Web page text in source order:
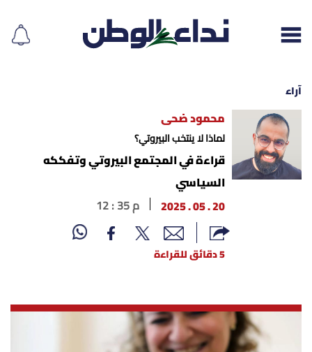
إقرأ الجريدة
لبنان
آراء
محمود ضحى
لماذا لا ينتخب البيروتي؟
قراءة في المجتمع البيروتي وتفككه
السياسي
20 . 05 . 2025
12 : 35 م
5 دقائق للقراءة